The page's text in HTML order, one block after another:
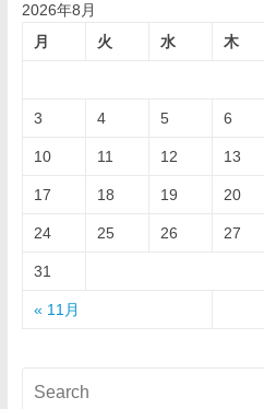
2026年8月
月
火 水 木
« 11月
3 4 5 6
10 11 12 13
17 18 19 20
24 25 26 27
31